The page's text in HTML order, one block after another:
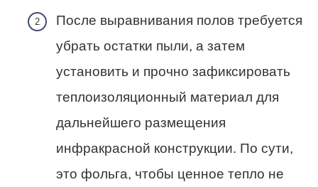
После выравнивания полов требуется
убрать остатки пыли, а затем
установить и прочно зафиксировать
теплоизоляционный материал для
дальнейшего размещения
инфракрасной конструкции. По сути,
это фольга, чтобы ценное тепло не